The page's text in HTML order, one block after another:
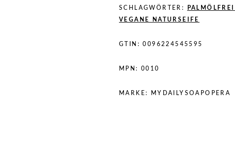
SCHLAGWÖRTER:
VEGANE NATURSEIFE
GTIN:0096224545595
MPN: 0010
MARKE: MYDAILYSOAPOPERA